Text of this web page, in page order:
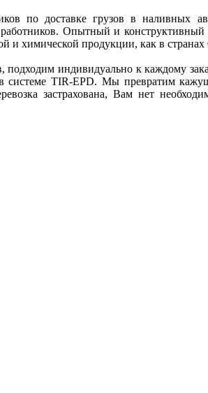
по доставке грузов в наливных
Опытный и конструктивный
химической продукции, как в
индивидуально к каждому
системе TIR-EPD. Мы превратим
застрахована, Вам нет